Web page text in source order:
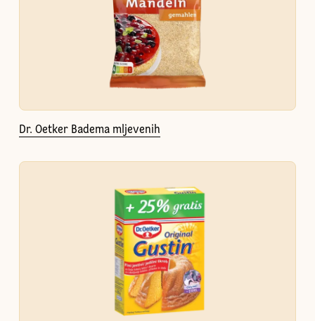
Dr. Oetker Badema mljevenih